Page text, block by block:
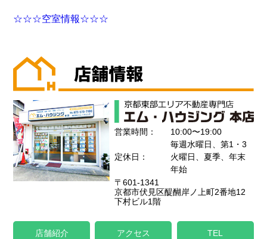
☆☆☆空室情報☆☆☆
営業時間： 10:00〜19:00
定休日：
毎週水曜日、第1・3
火曜日、夏季、年末
年始
〒601-1341
京都市伏見区醍醐岸ノ上町2番地12
下村ビル1階
店舗紹介 アクセス TEL